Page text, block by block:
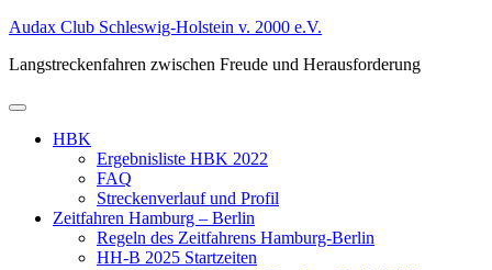
Zum
springen
Audax Club Schleswig-Holstein v. 2000 e.V.
Langstreckenfahren zwischen Freude und Herausforderung
Primäres
HBK
Ergebnisliste HBK 2022
FAQ
Streckenverlauf und Profil
Zeitfahren Hamburg – Berlin
Regeln des Zeitfahrens Hamburg-Berlin
HH-B 2025 Startzeiten